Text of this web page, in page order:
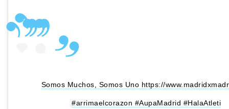
Somos Muchos, Somos Uno https://
#arrimaelcorazon #AupaMadrid #HalaAtleti